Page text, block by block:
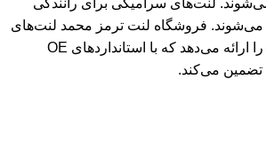
لنت‌های سرامیکی برای رانندگی
فروشگاه لنت ترمز محمد لنت‌های
اورجینال از برندهای معتبر مانند های‌کیو، پارس، فریکسا (Frixa)، ام‌بی کوریا (MB Korea) و جنیون (Genuine) را ارائه می‌دهد که با استانداردهای OE
تضمین می‌کند.